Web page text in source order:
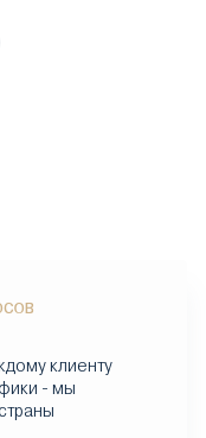
клиенту
- мы